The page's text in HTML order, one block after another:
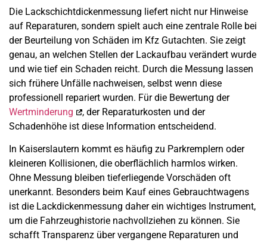
Die Lackschichtdickenmessung liefert nicht nur Hinweise
auf Reparaturen, sondern spielt auch eine zentrale Rolle bei
der Beurteilung von Schäden im Kfz Gutachten. Sie zeigt
genau, an welchen Stellen der Lackaufbau verändert wurde
und wie tief ein Schaden reicht. Durch die Messung lassen
sich frühere Unfälle nachweisen, selbst wenn diese
professionell repariert wurden. Für die Bewertung der
Wertminderung
, der Reparaturkosten und der
Schadenhöhe ist diese Information entscheidend.
In Kaiserslautern kommt es häufig zu Parkremplern oder
kleineren Kollisionen, die oberflächlich harmlos wirken.
Ohne Messung bleiben tieferliegende Vorschäden oft
unerkannt. Besonders beim Kauf eines Gebrauchtwagens
ist die Lackdickenmessung daher ein wichtiges Instrument,
um die Fahrzeughistorie nachvollziehen zu können. Sie
schafft Transparenz über vergangene Reparaturen und